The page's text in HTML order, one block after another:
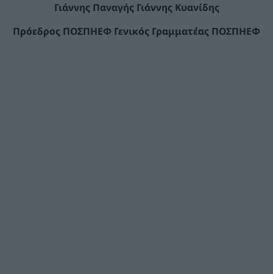
Γιάννης Παναγής Γιάννης Κυανίδης
Πρόεδρος ΠΟΣΠΗΕΦ Γενικός Γραμματέας ΠΟΣΠΗΕΦ